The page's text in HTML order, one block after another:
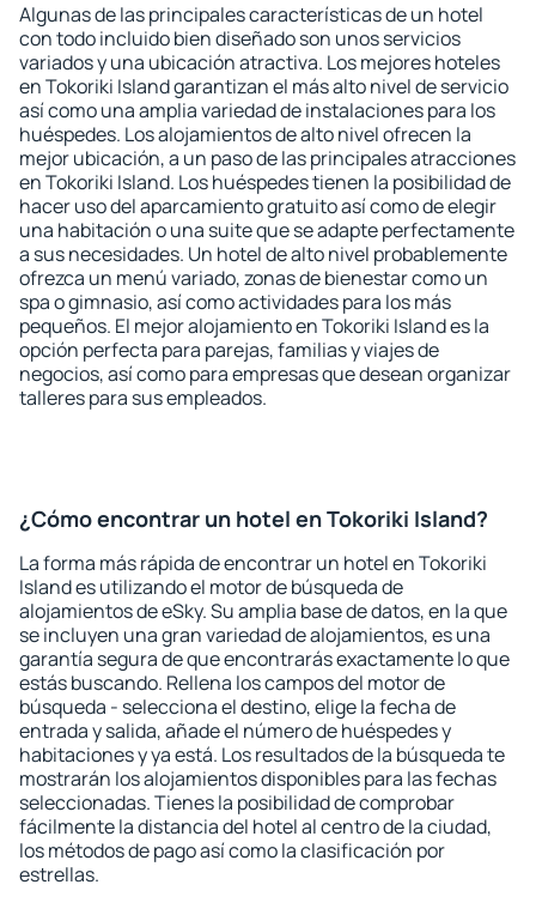
Algunas de las principales características de un hotel
con todo incluido bien diseñado son unos servicios
variados y una ubicación atractiva. Los mejores hoteles
en Tokoriki Island garantizan el más alto nivel de servicio
así como una amplia variedad de instalaciones para los
huéspedes. Los alojamientos de alto nivel ofrecen la
mejor ubicación, a un paso de las principales atracciones
en Tokoriki Island. Los huéspedes tienen la posibilidad de
hacer uso del aparcamiento gratuito así como de elegir
una habitación o una suite que se adapte perfectamente
a sus necesidades. Un hotel de alto nivel probablemente
ofrezca un menú variado, zonas de bienestar como un
spa o gimnasio, así como actividades para los más
pequeños. El mejor alojamiento en Tokoriki Island es la
opción perfecta para parejas, familias y viajes de
negocios, así como para empresas que desean organizar
talleres para sus empleados.
¿Cómo encontrar un hotel en Tokoriki Island?
La forma más rápida de encontrar un hotel en Tokoriki
Island es utilizando el motor de búsqueda de
alojamientos de eSky. Su amplia base de datos, en la que
se incluyen una gran variedad de alojamientos, es una
garantía segura de que encontrarás exactamente lo que
estás buscando. Rellena los campos del motor de
búsqueda - selecciona el destino, elige la fecha de
entrada y salida, añade el número de huéspedes y
habitaciones y ya está. Los resultados de la búsqueda te
mostrarán los alojamientos disponibles para las fechas
seleccionadas. Tienes la posibilidad de comprobar
fácilmente la distancia del hotel al centro de la ciudad,
los métodos de pago así como la clasificación por
estrellas.